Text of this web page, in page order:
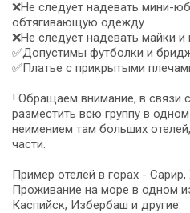
❌Не следует надевать мини-
обтягивающую одежду.
❌Не следует надевать майки и
✅Допустимы футболки и
✅Платье с прикрытыми
! Обращаем внимание, в связи
разместить всю группу в одном
неимением там больших
части.
Пример отелей в горах -
Проживание на море в одном
Каспийск, Избербаш и другие.